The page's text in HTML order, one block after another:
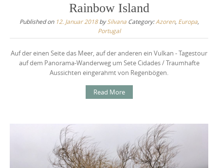
Rainbow Island
Published on 12. Januar 2018bySilvanaCategory: Azoren, Europa,
Portugal
Auf der einen Seite das Meer, auf der anderen ein Vulkan - Tagestour
auf dem Panorama-Wanderweg um Sete Cidades / Traumhafte
Aussichten eingerahmt von Regenbögen.
Read More